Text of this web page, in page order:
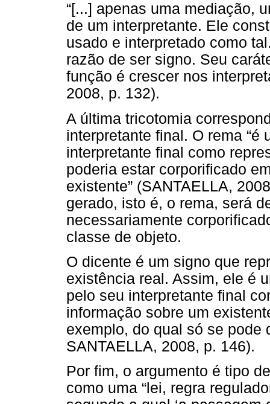
“[...] apenas uma mediação,
de um interpretante. Ele
usado e interpretado como
razão de ser signo. Seu
função é crescer nos
2008, p. 132).
A última tricotomia
interpretante final. O rema “é
interpretante final como
poderia estar corporificado
existente” (SANTAELLA,
gerado, isto é, o rema, será
necessariamente
classe de objeto.
O dicente é um signo que
existência real. Assim, ele é
pelo seu interpretante final
informação sobre um
exemplo, do qual só se pode
SANTAELLA, 2008, p. 146).
Por fim, o argumento é tipo
como uma “lei, regra